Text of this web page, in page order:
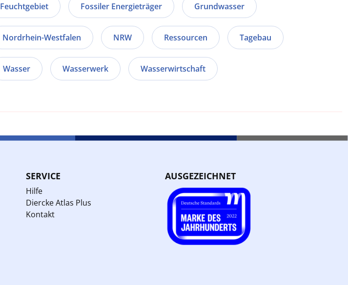
Feuchtgebiet Fossiler Energieträger Grundwasser
Nordrhein-Westfalen NRW Ressourcen Tagebau
Wasser Wasserwerk Wasserwirtschaft
SERVICE
Hilfe
Diercke Atlas Plus
Kontakt
AUSGEZEICHNET